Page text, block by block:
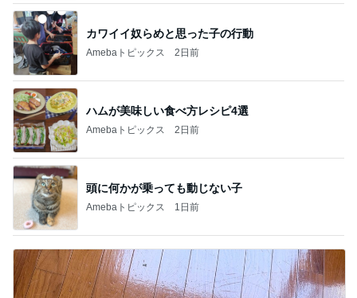
カワイイ奴らめと思った子の行動
Amebaトピックス 2日前
ハムが美味しい食べ方レシピ4選
Amebaトピックス 2日前
頭に何かが乗っても動じない子
Amebaトピックス 1日前